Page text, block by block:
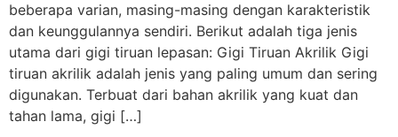
beberapa varian, masing-masing dengan karakteristik
dan keunggulannya sendiri. Berikut adalah tiga jenis
utama dari gigi tiruan lepasan: Gigi Tiruan Akrilik Gigi
tiruan akrilik adalah jenis yang paling umum dan sering
digunakan. Terbuat dari bahan akrilik yang kuat dan
tahan lama, gigi […]